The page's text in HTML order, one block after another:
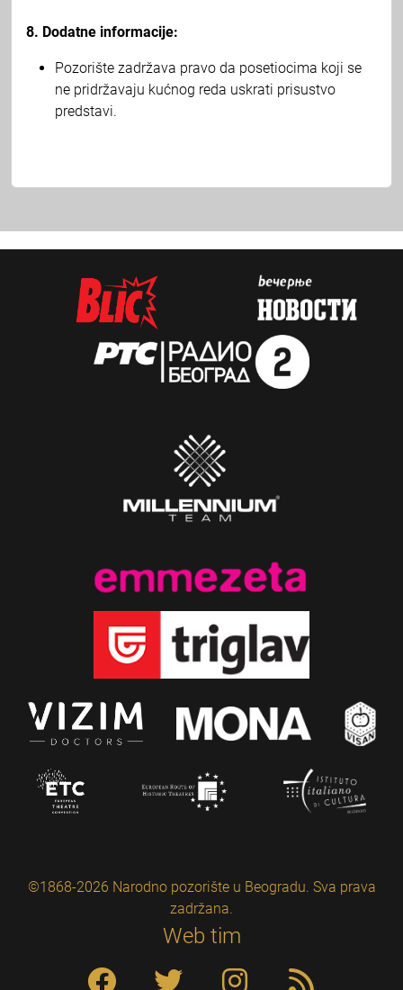
8. Dodatne informacije:
Pozorište zadržava pravo da posetiocima koji se
ne pridržavaju kućnog reda uskrati prisustvo
predstavi.
©1868-2026 Narodno pozorište u Beogradu. Sva prava
zadržana.
Web tim